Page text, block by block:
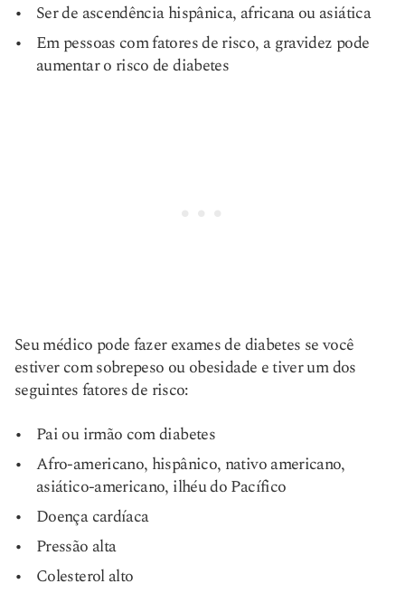
Ser de ascendência hispânica, africana ou asiática
Em pessoas com fatores de risco, a gravidez pode
aumentar o risco de diabetes
Seu médico pode fazer exames de diabetes se você
estiver com sobrepeso ou obesidade e tiver um dos
seguintes fatores de risco:
Pai ou irmão com diabetes
Afro-americano, hispânico, nativo americano,
asiático-americano, ilhéu do Pacífico
Doença cardíaca
Pressão alta
Colesterol alto